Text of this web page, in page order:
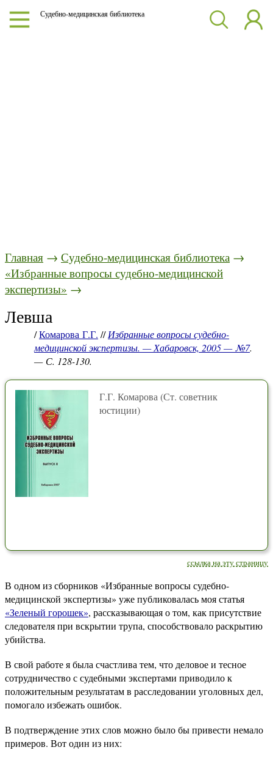
Судебно-медицинская библиотека
Главная → Судебно-медицинская библиотека →
«Избранные вопросы судебно-медицинской
экспертизы» →
Левша
/Комарова Г.Г. //Избранные вопросы судебно-
медицинской экспертизы. — Хабаровск, 2005 — №7.
— С. 128-130.
Г.Г. Комарова (Ст. советник
юстиции)
ссылка на эту страницу
В одном из сборников «Избранные вопросы судебно-
медицинской экспертизы» уже публиковалась моя статья
«Зеленый горошек», рассказывающая о том, как присутствие
следователя при вскрытии трупа, способствовало раскрытию
убийства.
В свой работе я была счастлива тем, что деловое и тесное
сотрудничество с судебными экспертами приводило к
положительным результатам в расследовании уголовных дел,
помогало избежать ошибок.
В подтверждение этих слов можно было бы привести немало
примеров. Вот один из них: